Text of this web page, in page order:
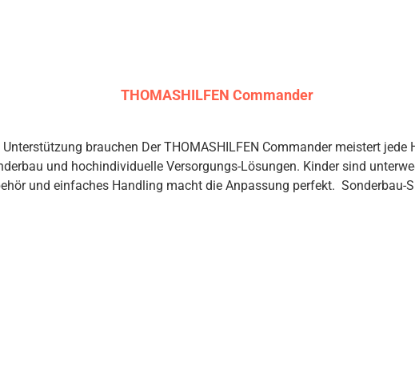
THOMASHILFEN Commander
brauchen Der THOMASHILFEN Commander meistert
und hochindividuelle Versorgungs-Lösungen. Kinder sind
Handling macht die Anpassung perfekt. Sonderbau-Spezialist integrierte Klett-